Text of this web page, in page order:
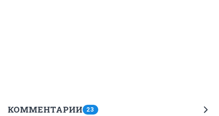
КОММЕНТАРИИ 23